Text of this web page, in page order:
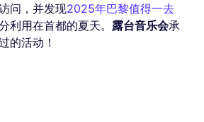
问，并发现2025年巴黎值得一去
利用在首都的夏天。 露台音乐会承
的活动！